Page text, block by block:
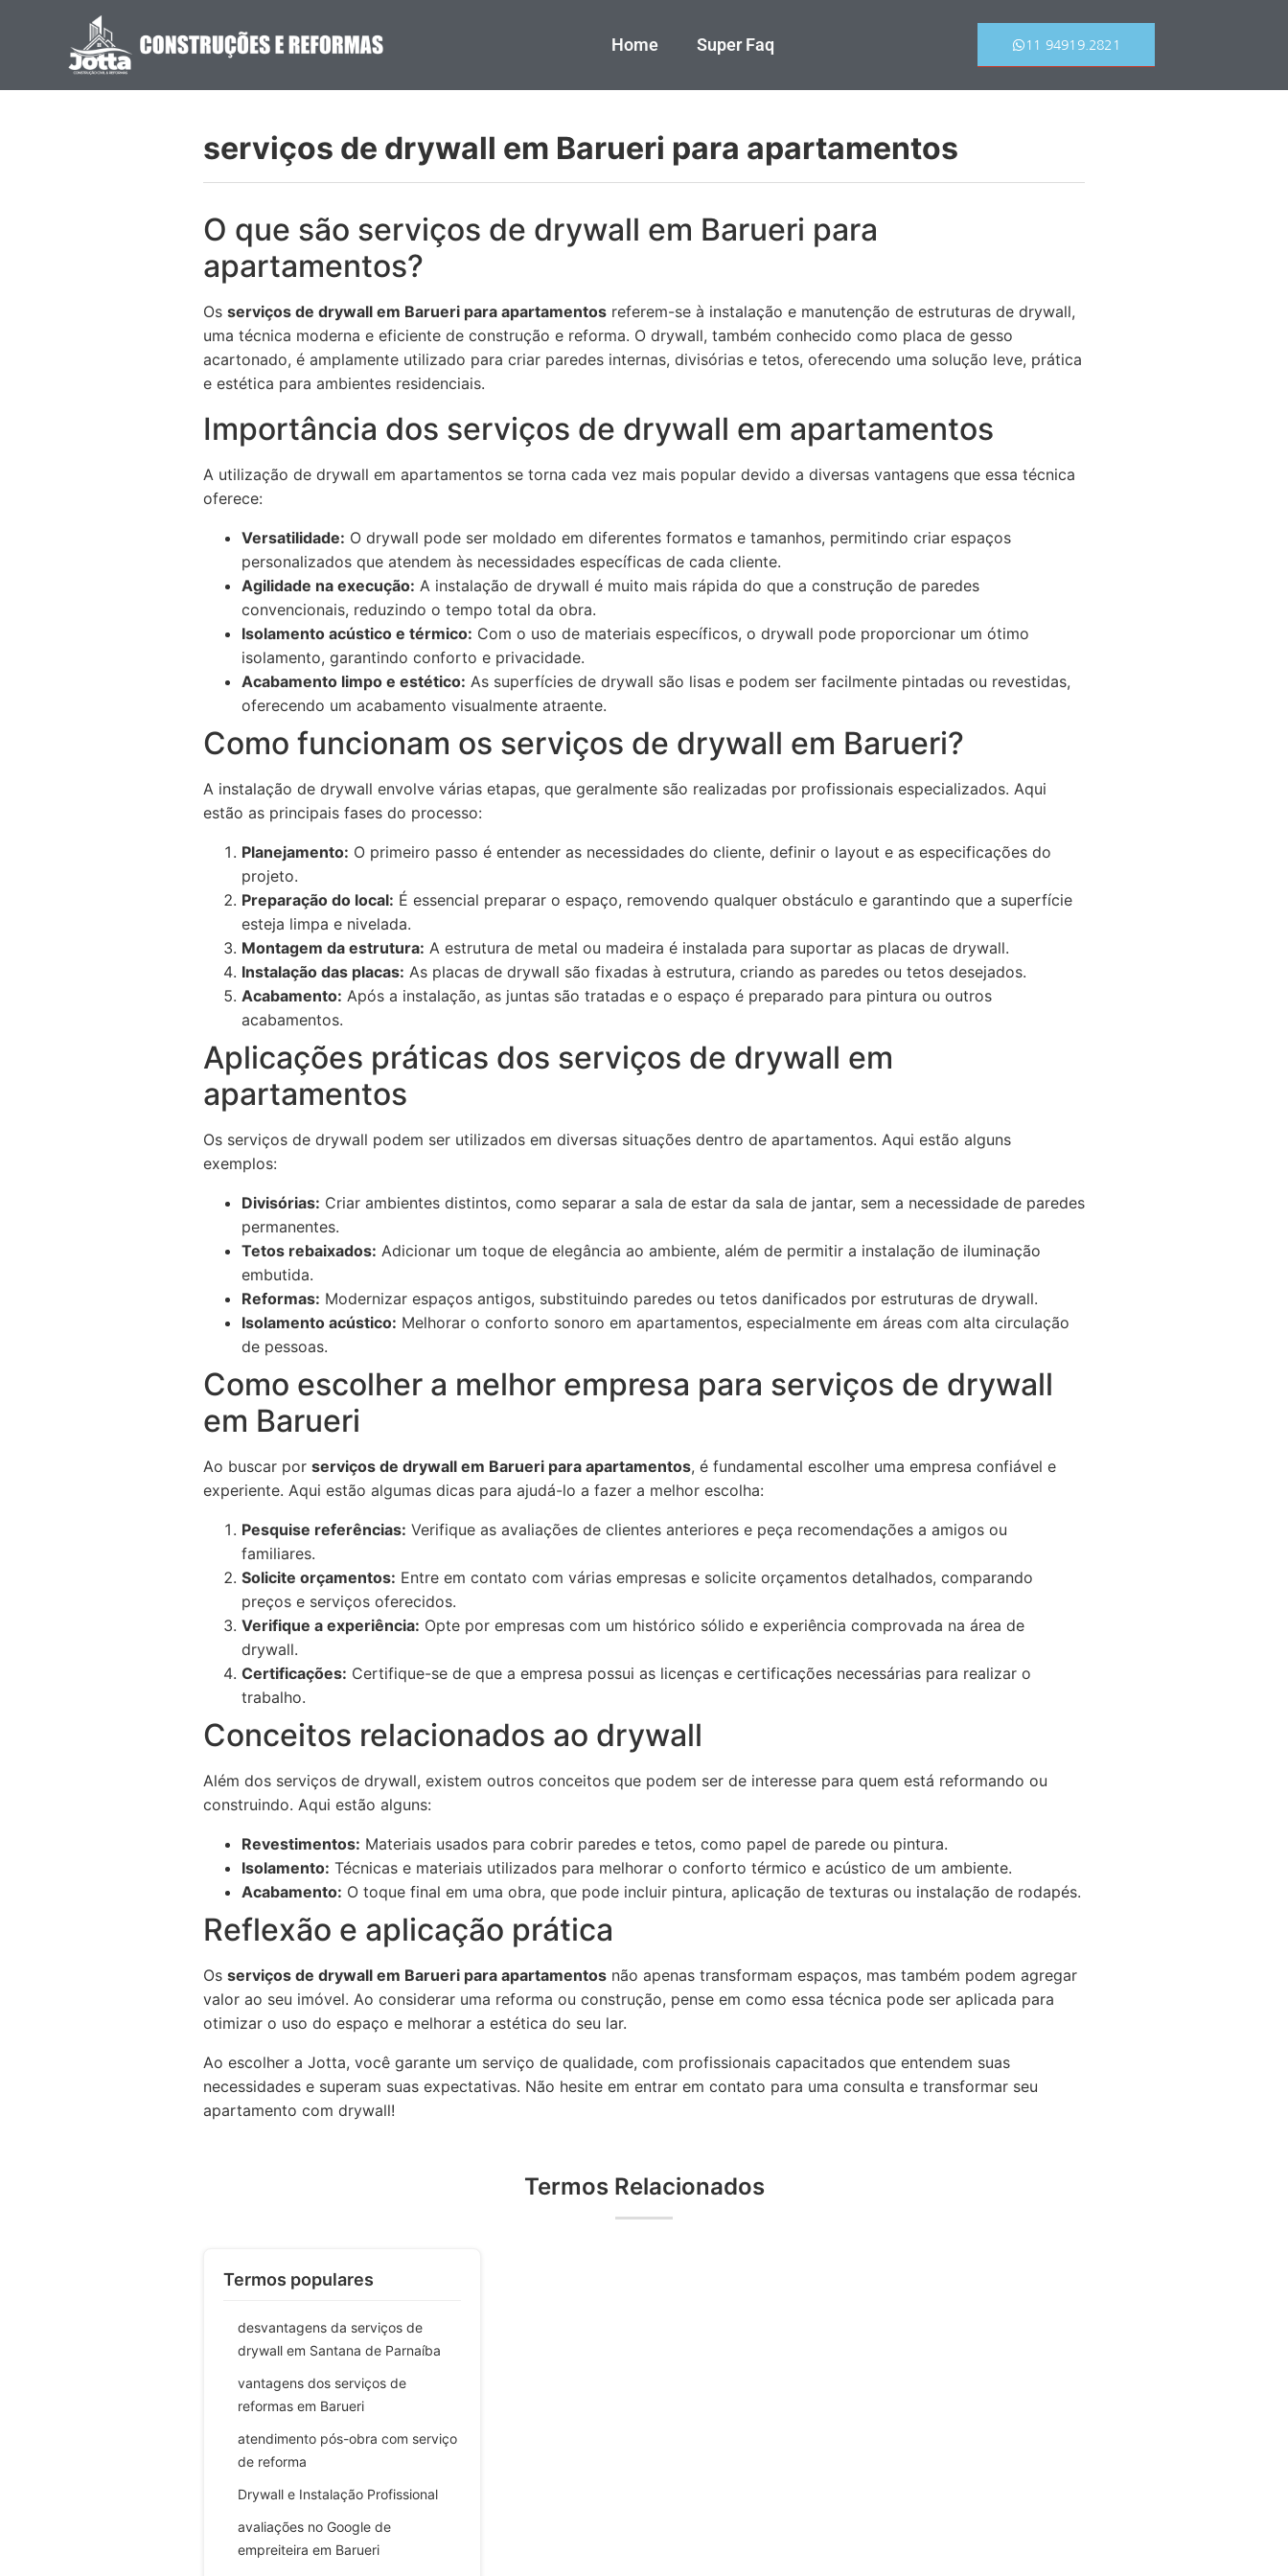
Home Super Faq 11 94919.2821
serviços de drywall em Barueri para apartamentos
O que são serviços de drywall em Barueri para
apartamentos?
Os serviços de drywall em Barueri para apartamentos referem-se à instalação e manutenção de estruturas de drywall,
uma técnica moderna e eficiente de construção e reforma. O drywall, também conhecido como placa de gesso
acartonado, é amplamente utilizado para criar paredes internas, divisórias e tetos, oferecendo uma solução leve, prática
e estética para ambientes residenciais.
Importância dos serviços de drywall em apartamentos
A utilização de drywall em apartamentos se torna cada vez mais popular devido a diversas vantagens que essa técnica
oferece:
Versatilidade: O drywall pode ser moldado em diferentes formatos e tamanhos, permitindo criar espaços
personalizados que atendem às necessidades específicas de cada cliente.
Agilidade na execução: A instalação de drywall é muito mais rápida do que a construção de paredes
convencionais, reduzindo o tempo total da obra.
Isolamento acústico e térmico: Com o uso de materiais específicos, o drywall pode proporcionar um ótimo
isolamento, garantindo conforto e privacidade.
Acabamento limpo e estético: As superfícies de drywall são lisas e podem ser facilmente pintadas ou revestidas,
oferecendo um acabamento visualmente atraente.
Como funcionam os serviços de drywall em Barueri?
A instalação de drywall envolve várias etapas, que geralmente são realizadas por profissionais especializados. Aqui
estão as principais fases do processo:
Planejamento: O primeiro passo é entender as necessidades do cliente, definir o layout e as especificações do
projeto.
Preparação do local: É essencial preparar o espaço, removendo qualquer obstáculo e garantindo que a superfície
esteja limpa e nivelada.
Montagem da estrutura: A estrutura de metal ou madeira é instalada para suportar as placas de drywall.
Instalação das placas: As placas de drywall são fixadas à estrutura, criando as paredes ou tetos desejados.
Acabamento: Após a instalação, as juntas são tratadas e o espaço é preparado para pintura ou outros
acabamentos.
Aplicações práticas dos serviços de drywall em
apartamentos
Os serviços de drywall podem ser utilizados em diversas situações dentro de apartamentos. Aqui estão alguns
exemplos:
Divisórias: Criar ambientes distintos, como separar a sala de estar da sala de jantar, sem a necessidade de paredes
permanentes.
Tetos rebaixados: Adicionar um toque de elegância ao ambiente, além de permitir a instalação de iluminação
embutida.
Reformas: Modernizar espaços antigos, substituindo paredes ou tetos danificados por estruturas de drywall.
Isolamento acústico: Melhorar o conforto sonoro em apartamentos, especialmente em áreas com alta circulação
de pessoas.
Como escolher a melhor empresa para serviços de drywall
em Barueri
Ao buscar por serviços de drywall em Barueri para apartamentos, é fundamental escolher uma empresa confiável e
experiente. Aqui estão algumas dicas para ajudá-lo a fazer a melhor escolha:
Pesquise referências: Verifique as avaliações de clientes anteriores e peça recomendações a amigos ou
familiares.
Solicite orçamentos: Entre em contato com várias empresas e solicite orçamentos detalhados, comparando
preços e serviços oferecidos.
Verifique a experiência: Opte por empresas com um histórico sólido e experiência comprovada na área de
drywall.
Certificações: Certifique-se de que a empresa possui as licenças e certificações necessárias para realizar o
trabalho.
Conceitos relacionados ao drywall
Além dos serviços de drywall, existem outros conceitos que podem ser de interesse para quem está reformando ou
construindo. Aqui estão alguns:
Revestimentos: Materiais usados para cobrir paredes e tetos, como papel de parede ou pintura.
Isolamento: Técnicas e materiais utilizados para melhorar o conforto térmico e acústico de um ambiente.
Acabamento: O toque final em uma obra, que pode incluir pintura, aplicação de texturas ou instalação de rodapés.
Reflexão e aplicação prática
Os serviços de drywall em Barueri para apartamentos não apenas transformam espaços, mas também podem agregar
valor ao seu imóvel. Ao considerar uma reforma ou construção, pense em como essa técnica pode ser aplicada para
otimizar o uso do espaço e melhorar a estética do seu lar.
Ao escolher a Jotta, você garante um serviço de qualidade, com profissionais capacitados que entendem suas
necessidades e superam suas expectativas. Não hesite em entrar em contato para uma consulta e transformar seu
apartamento com drywall!
Termos Relacionados
Termos populares
desvantagens da serviços de
drywall em Santana de Parnaíba
vantagens dos serviços de
reformas em Barueri
atendimento pós-obra com serviço
de reforma
Drywall e Instalação Profissional
avaliações no Google de
empreiteira em Barueri